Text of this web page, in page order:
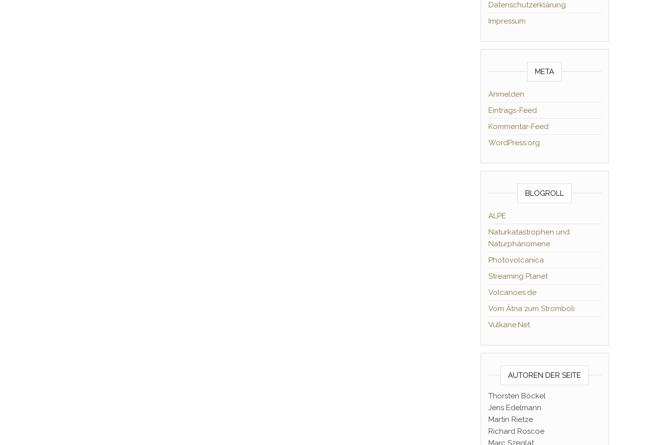
Datenschutzerklärung
Impressum
META
Anmelden
Eintrags-Feed
Kommentar-Feed
WordPress.org
BLOGROLL
ALPE
Naturkatastrophen und
Naturphänomene
Photovolcanica
Streaming Planet
Volcanoes.de
Vom Ätna zum Stromboli
Vulkane.Net
AUTOREN DER SEITE
Thorsten Böckel
Jens Edelmann
Martin Rietze
Richard Roscoe
Marc Szeglat